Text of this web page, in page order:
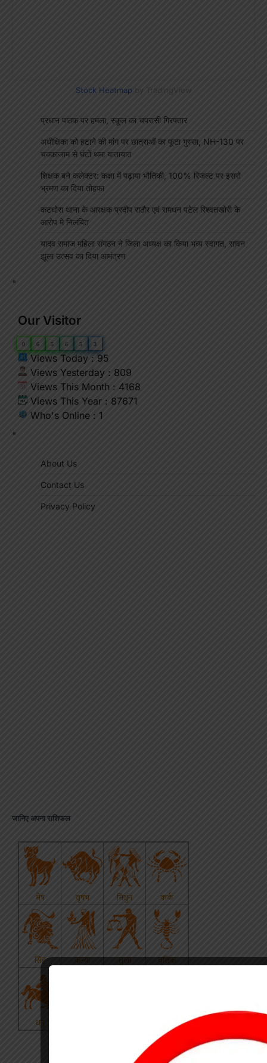
Stock Heatmap by TradingView
प्रधान पाठक पर हमला, स्कूल का चपरासी गिरफ्तार
अधीक्षिका को हटाने की मांग पर छात्राओं का फूटा गुस्सा, NH-130 पर
चक्काजाम से घंटों थमा यातायात
शिक्षक बने कलेक्टर: कक्षा में पढ़ाया भौतिकी, 100% रिजल्ट पर इसरो
भ्रमण का दिया तोहफा
कटघोरा थाना के आरक्षक प्रदीप राठौर एवं रामधन पटेल रिश्वतखोरी के
आरोप मे निलंबित
यादव समाज महिला संगठन ने जिला अध्यक्ष का किया भव्य स्वागत, सावन
झूला उत्सव का दिया आमंत्रण
"
Our Visitor
0 6 5 6 5 3
Views Today : 95
Views Yesterday : 809
Views This Month : 4168
Views This Year : 87671
Who's Online : 1
"
About Us
Contact Us
Privacy Policy
जानिए अपना राशिफल